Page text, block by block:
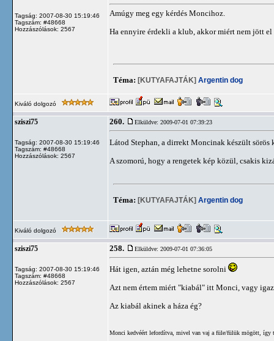
Tagság: 2007-08-30 15:19:46
Tagszám: #48668
Hozzászólások: 2567
Amúgy meg egy kérdés Moncihoz.
Ha ennyire érdekli a klub, akkor miért nem jött
Téma: [KUTYAFAJTÁK] Argentin dog
Kiváló dolgozó
sziszi75
Tagság: 2007-08-30 15:19:46
Tagszám: #48668
Hozzászólások: 2567
260. Elküldve: 2009-07-01 07:39:23
Látod Stephan, a dirrekt Moncinak készült
A szomorú, hogy a rengetek kép közül, csakis
Téma: [KUTYAFAJTÁK] Argentin dog
Kiváló dolgozó
sziszi75
Tagság: 2007-08-30 15:19:46
Tagszám: #48668
Hozzászólások: 2567
258. Elküldve: 2009-07-01 07:36:05
Hát igen, aztán még lehetne sorolni
Azt nem értem miért "kiabál" itt Monci, vagy
Az kiabál akinek a háza ég?
Monci kedvéért lefordítva, mivel van vaj a füle/fülük mögött, így